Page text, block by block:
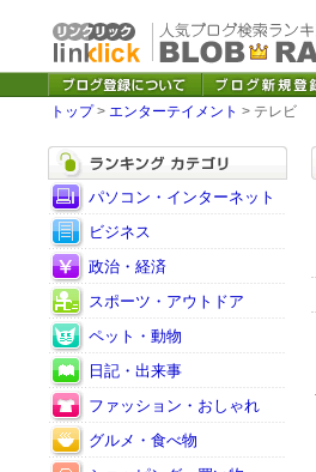
トップ> エンターテイメント > テレビ
パソコン・インターネット
ビジネス
政治・経済
スポーツ・アウトドア
ペット・動物
日記・出来事
ファッション・おしゃれ
グルメ・食べ物